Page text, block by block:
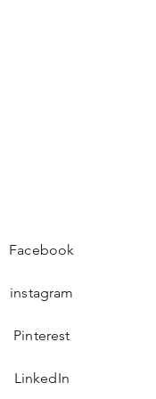
Facebook
instagram
Pinterest
LinkedIn